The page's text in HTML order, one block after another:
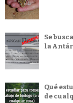
Se
la
Qué
de